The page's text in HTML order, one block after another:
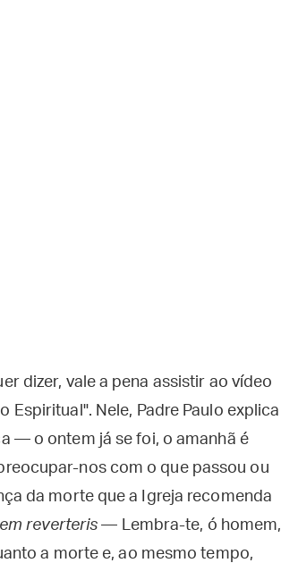
dizer, vale a pena assistir ao vídeo
Espiritual". Nele, Padre Paulo explica
— o ontem já se foi, o amanhã é
nos com o que passou ou
da morte que a Igreja recomenda
reverteris — Lembra-te, ó homem,
a morte e, ao mesmo tempo,